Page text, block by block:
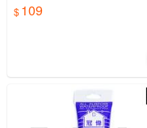
109